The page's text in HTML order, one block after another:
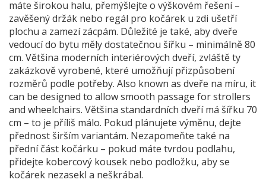
máte širokou halu, přemýšlejte o výškovém řešení –
zavěšený držák nebo regál pro kočárek u zdi ušetří
plochu a zamezí zácpám. Důležité je také, aby dveře
vedoucí do bytu měly dostatečnou šířku – minimálně 80
cm. Většina moderních interiérových dveří, zvláště ty
zakázkově vyrobené, které umožňují přizpůsobení
rozměrů podle potřeby. Also known as dveře na míru, it
can be designed to allow smooth passage for strollers
and wheelchairs. Většina standardních dveří má šířku 70
cm – to je příliš málo. Pokud plánujete výměnu, dejte
přednost širším variantám. Nezapomeňte také na
přední část kočárku – pokud máte tvrdou podlahu,
přidejte kobercový kousek nebo podložku, aby se
kočárek nezasekl a neškrábal.